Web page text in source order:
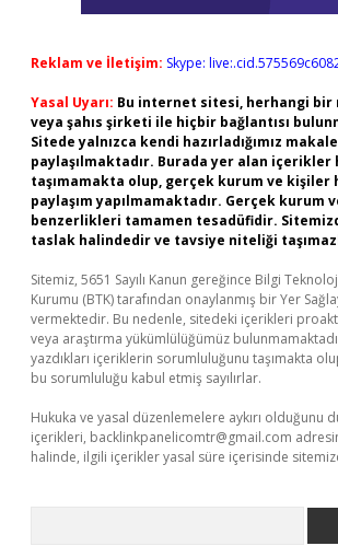
Reklam ve İletişim: Skype:
Yasal Uyarı: Bu internet sitesi, herhangi bir
veya şahıs şirketi ile hiçbir bağlantısı
Sitede yalnızca kendi hazırladığımız
paylaşılmaktadır. Burada yer alan
taşımamakta olup, gerçek kurum ve kişiler
paylaşım yapılmamaktadır. Gerçek kurum
benzerlikleri tamamen tesadüfidir.
taslak halindedir ve tavsiye niteliği
Sitemiz, 5651 Sayılı Kanun gereğince Bilgi
Kurumu (BTK) tarafından onaylanmış bir Yer
vermektedir. Bu nedenle, sitedeki içerikleri
veya araştırma yükümlülüğümüz
yazdıkları içeriklerin sorumluluğunu taşımakta
bu sorumluluğu kabul etmiş sayılırlar.
Hukuka ve yasal düzenlemelere aykırı olduğunu
içerikleri, backlinkpanelicomtr@gmail.com
halinde, ilgili içerikler yasal süre içerisinde